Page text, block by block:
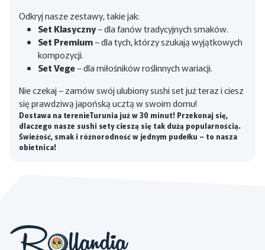
Odkryj nasze zestawy, takie jak:
Set Klasyczny– dla fanów tradycyjnych smaków.
Set Premium– dla tych, którzy szukają wyjątkowych
kompozycji.
Set Vege– dla miłośników roślinnych wariacji.
Nie czekaj – zamów swój ulubiony sushi set już teraz i ciesz
się prawdziwą japońską ucztą w swoim domu!
Dostawa na terenieTurunia już w 30 minut! Przekonaj się,
dlaczego nasze sushi sety cieszą się tak dużą popularnością.
Świeżość, smak i różnorodność w jednym pudełku – to nasza
obietnica!